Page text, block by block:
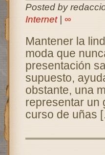
Posted by
Internet| ∞
Mantener la
moda que
presentación
supuesto,
obstante, una
representar un
curso de uñas